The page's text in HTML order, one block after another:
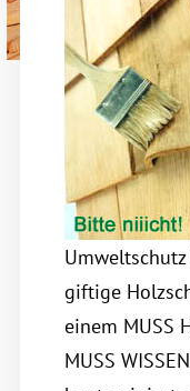
giftige
einem MUSS
MUSS